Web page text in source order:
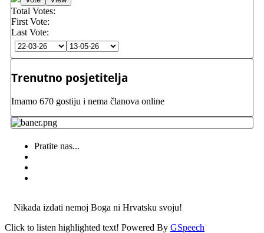
Total Votes:
First Vote:
Last Vote:
Trenutno posjetitelja
Imamo 670 gostiju i nema članova online
Pratite nas...
Nikada izdati nemoj Boga ni Hrvatsku svoju!
Click to listen highlighted text! Powered By GSpeech